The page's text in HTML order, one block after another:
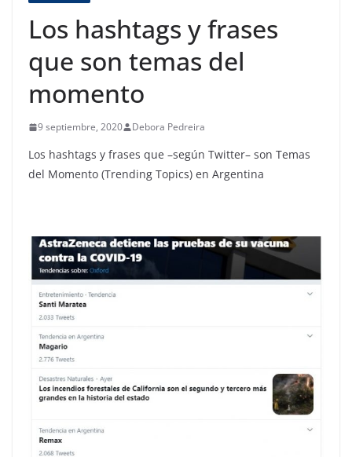
Los hashtags y frases
que son temas del
momento
9 septiembre, 2020 Debora Pedreira
Los hashtags y frases que –según Twitter– son Temas
del Momento (Trending Topics) en Argentina